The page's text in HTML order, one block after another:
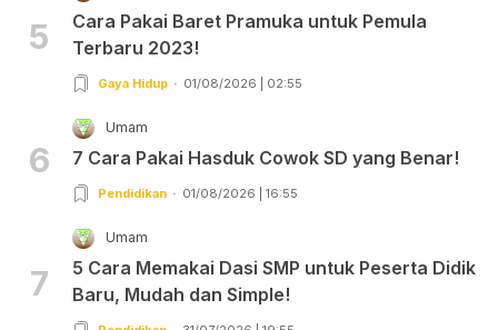
5
Cara Pakai Baret Pramuka untuk Pemula
Terbaru 2023!
Gaya Hidup 01/08/2026 | 02:55
6
Umam
7 Cara Pakai Hasduk Cowok SD yang Benar!
Pendidikan 01/08/2026 | 16:55
7
Umam
5 Cara Memakai Dasi SMP untuk Peserta Didik
Baru, Mudah dan Simple!